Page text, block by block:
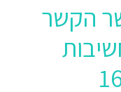
הקשר